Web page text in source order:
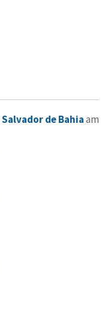
Salvador de Bahiaam